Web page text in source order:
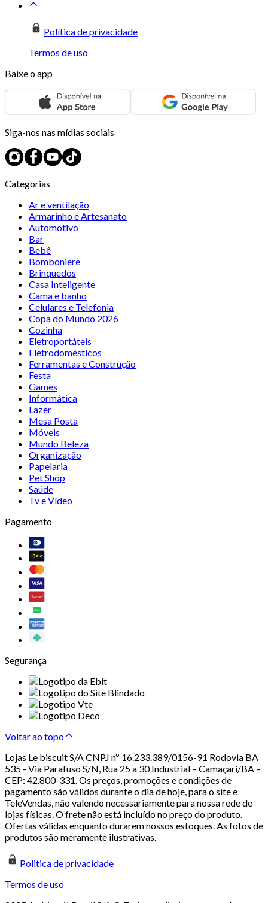
Política de privacidade
Termos de uso
Baixe o app
Siga-nos nas mídias sociais
Categorias
Ar e ventilação
Armarinho e Artesanato
Automotivo
Bar
Bebê
Bomboniere
Brinquedos
Casa Inteligente
Cama e banho
Celulares e Telefonia
Copa do Mundo 2026
Cozinha
Eletroportáteis
Eletrodomésticos
Ferramentas e Construção
Festa
Games
Informática
Lazer
Mesa Posta
Móveis
Mundo Beleza
Organização
Papelaria
Pet Shop
Saúde
Tv e Vídeo
Pagamento
Segurança
Voltar ao topo
Lojas Le biscuit S/A CNPJ nº 16.233.389/0156-91 Rodovia BA
535 - Via Parafuso S/N, Rua 25 a 30 Industrial – Camaçari/BA –
CEP: 42.800-331. Os preços, promoções e condições de
pagamento são válidos durante o dia de hoje, para o site e
TeleVendas, não valendo necessariamente para nossa rede de
lojas físicas. O frete não está incluído no preço do produto.
Ofertas válidas enquanto durarem nossos estoques. As fotos de
produtos são meramente ilustrativas.
Politica de privacidade
Termos de uso